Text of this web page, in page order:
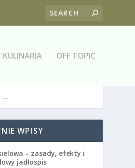
KULINARIA OFF TOPIC
WPISY
– zasady, efekty i
jadłospis